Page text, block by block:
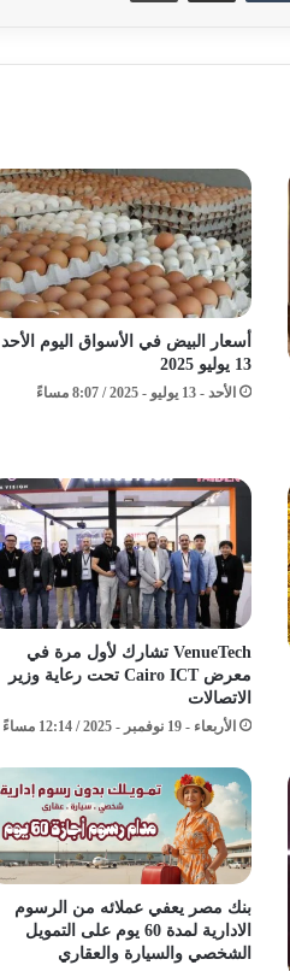
أسعار البيض في الأسواق اليوم الأحد
13 يوليو 2025
الأحد - 13 يوليو - 2025 / 8:07 مساءً
VenueTech تشارك لأول مرة في
معرض Cairo ICT تحت رعاية وزير
الاتصالات
الأربعاء - 19 نوفمبر - 2025 / 12:14 مساءً
بنك مصر يعفي عملائه من الرسوم
الادارية لمدة 60 يوم على التمويل
الشخصي والسيارة والعقاري